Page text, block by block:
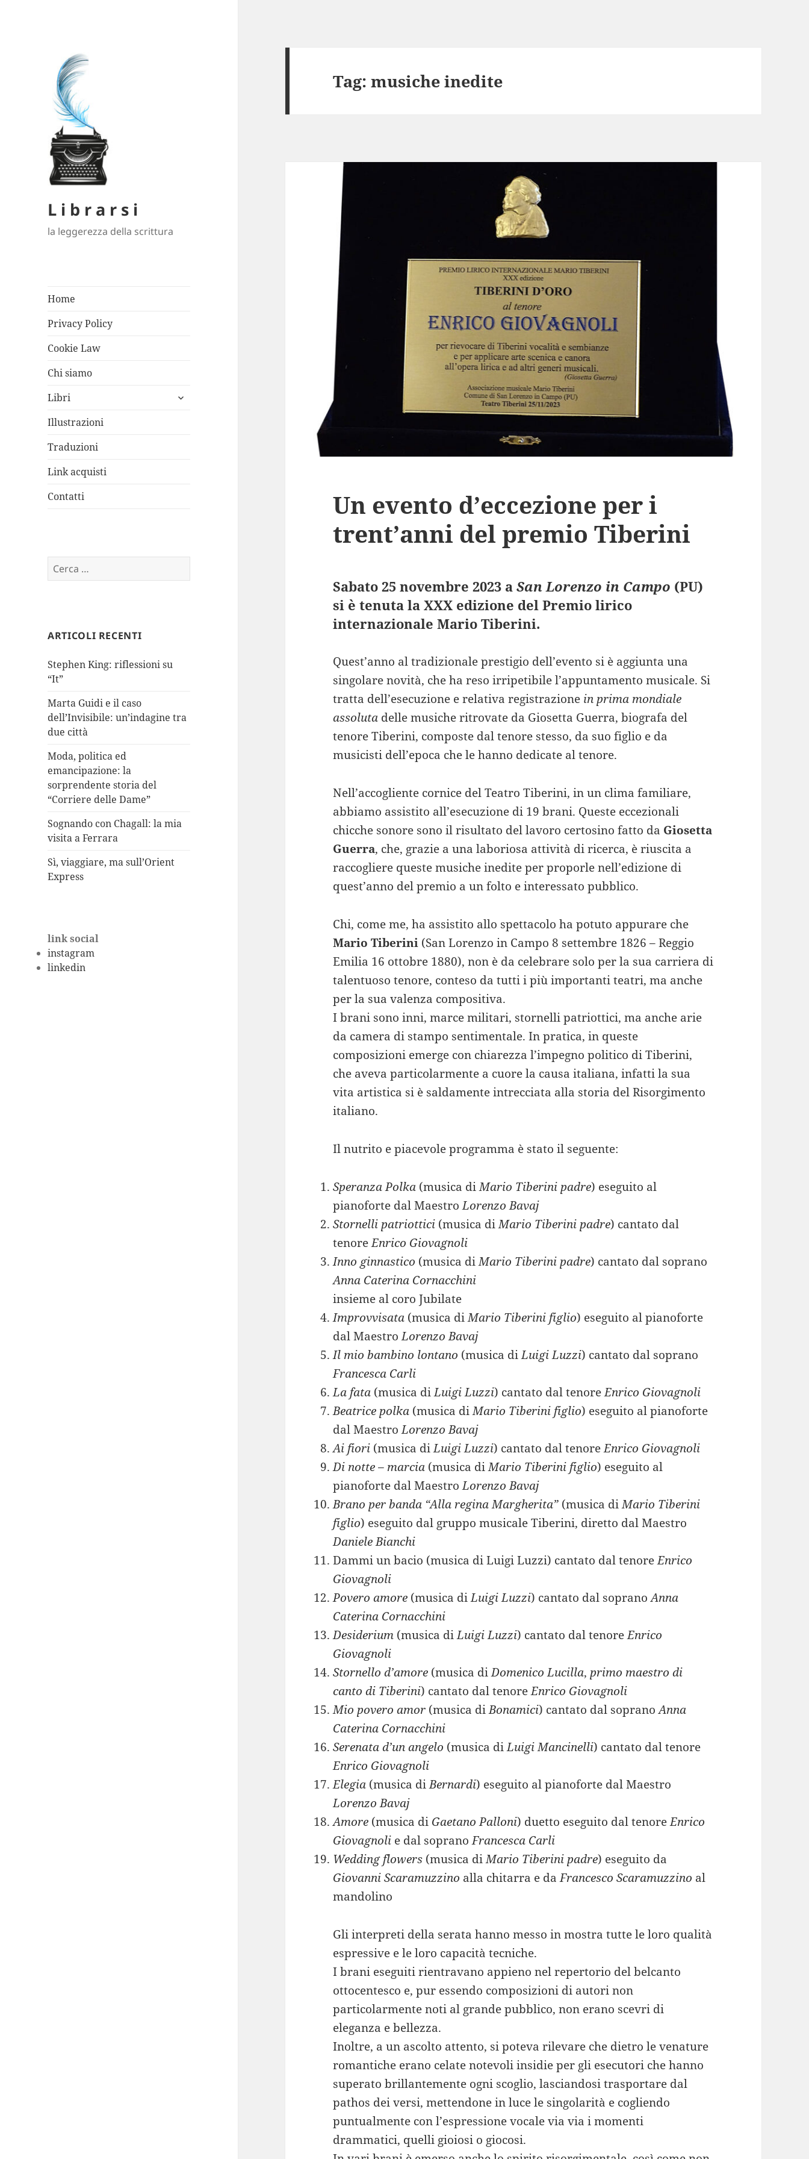
L i b r a r s i
la leggerezza della scrittura
Home
Privacy Policy
Cookie Law
Chi siamo
Libri
apri
Illustrazioni
Traduzioni
Link acquisti
Contatti
Ricerca
per:
ARTICOLI RECENTI
Stephen King: riflessioni su
“It”
Marta Guidi e il caso
dell’Invisibile: un’indagine tra
due città
Moda, politica ed
emancipazione: la
sorprendente storia del
“Corriere delle Dame”
Sognando con Chagall: la mia
visita a Ferrara
Sì, viaggiare, ma sull’Orient
Express
link social
instagram
linkedin
Tag:musiche inedite
Un evento d’eccezione per i
trent’anni del premio Tiberini
Sabato 25 novembre 2023 aSan Lorenzo in Campo (PU)
si è tenuta la XXX edizione del Premio lirico
internazionale Mario Tiberini.
Quest’anno al tradizionale prestigio dell’evento si è aggiunta una
singolare novità, che ha reso irripetibile l’appuntamento musicale. Si
tratta dell’esecuzione e relativa registrazione in prima mondiale
assoluta delle musiche ritrovate da Giosetta Guerra, biografa del
tenore Tiberini, composte dal tenore stesso, da suo figlio e da
musicisti dell’epoca che le hanno dedicate al tenore.
Nell’accogliente cornice del Teatro Tiberini, in un clima familiare,
abbiamo assistito all’esecuzione di 19 brani. Queste eccezionali
chicche sonore sono il risultato del lavoro certosino fatto da Giosetta
Guerra, che, grazie a una laboriosa attività di ricerca, è riuscita a
raccogliere queste musiche inedite per proporle nell’edizione di
quest’anno del premio a un folto e interessato pubblico.
Chi, come me, ha assistito allo spettacolo ha potuto appurare che
Mario Tiberini (San Lorenzo in Campo 8 settembre 1826 – Reggio
Emilia 16 ottobre 1880), non è da celebrare solo per la sua carriera di
talentuoso tenore, conteso da tutti i più importanti teatri, ma anche
per la sua valenza compositiva.
I brani sono inni, marce militari, stornelli patriottici, ma anche arie
da camera di stampo sentimentale. In pratica, in queste
composizioni emerge con chiarezza l’impegno politico di Tiberini,
che aveva particolarmente a cuore la causa italiana, infatti la sua
vita artistica si è saldamente intrecciata alla storia del Risorgimento
italiano.
Il nutrito e piacevole programma è stato il seguente:
Speranza Polka (musica diMario Tiberini padre) eseguito al
pianoforte dal MaestroLorenzo Bavaj
Stornelli patriottici (musica diMario Tiberini padre) cantato dal
tenoreEnrico Giovagnoli
Inno ginnastico (musica diMario Tiberini padre) cantato dal soprano
Anna Caterina Cornacchini
insieme al coro Jubilate
Improvvisata (musica diMario Tiberini figlio) eseguito al pianoforte
dal MaestroLorenzo Bavaj
Il mio bambino lontano (musica diLuigi Luzzi) cantato dal soprano
Francesca Carli
La fata (musica diLuigi Luzzi) cantato dal tenoreEnrico Giovagnoli
Beatrice polka (musica diMario Tiberini figlio) eseguito al pianoforte
dal MaestroLorenzo Bavaj
Ai fiori (musica diLuigi Luzzi) cantato dal tenoreEnrico Giovagnoli
Di notte – marcia (musica diMario Tiberini figlio) eseguito al
pianoforte dal MaestroLorenzo Bavaj
Brano per banda “Alla regina Margherita” (musica diMario Tiberini
figlio) eseguito dal gruppo musicale Tiberini, diretto dal Maestro
Daniele Bianchi
Dammi un bacio (musica di Luigi Luzzi) cantato dal tenoreEnrico
Giovagnoli
Povero amore (musica diLuigi Luzzi) cantato dal sopranoAnna
Caterina Cornacchini
Desiderium (musica diLuigi Luzzi) cantato dal tenoreEnrico
Giovagnoli
Stornello d’amore (musica diDomenico Lucilla, primo maestro di
canto di Tiberini) cantato dal tenoreEnrico Giovagnoli
Mio povero amor (musica diBonamici) cantato dal sopranoAnna
Caterina Cornacchini
Serenata d’un angelo (musica diLuigi Mancinelli) cantato dal tenore
Enrico Giovagnoli
Elegia (musica diBernardi) eseguito al pianoforte dal Maestro
Lorenzo Bavaj
Amore (musica di Gaetano Palloni) duetto eseguito dal tenoreEnrico
Giovagnoli e dal sopranoFrancesca Carli
Wedding flowers (musica diMario Tiberini padre) eseguito da
Giovanni Scaramuzzino alla chitarra e daFrancesco Scaramuzzino al
mandolino
Gli interpreti della serata hanno messo in mostra tutte le loro qualità
espressive e le loro capacità tecniche.
I brani eseguiti rientravano appieno nel repertorio del belcanto
ottocentesco e, pur essendo composizioni di autori non
particolarmente noti al grande pubblico, non erano scevri di
eleganza e bellezza.
Inoltre, a un ascolto attento, si poteva rilevare che dietro le venature
romantiche erano celate notevoli insidie per gli esecutori che hanno
superato brillantemente ogni scoglio, lasciandosi trasportare dal
pathos dei versi, mettendone in luce le singolarità e cogliendo
puntualmente con l’espressione vocale via via i momenti
drammatici, quelli gioiosi o giocosi.